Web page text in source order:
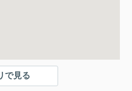
で見る